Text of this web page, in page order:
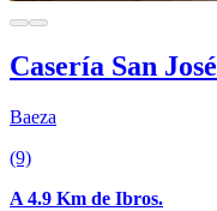
Casería San José
Baeza
(9)
A 4.9 Km de Ibros.